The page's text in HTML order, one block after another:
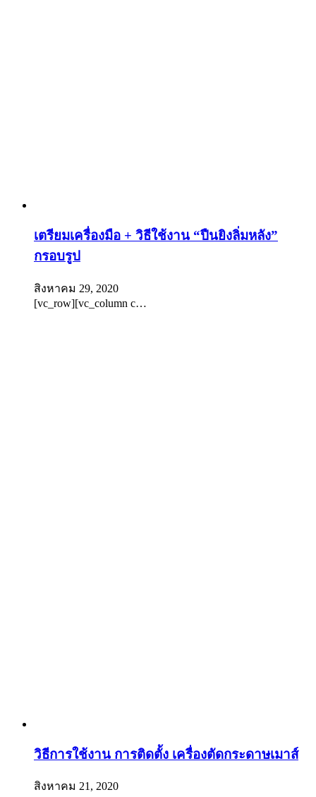
เตรียมเครื่องมือ + วิธีใช้งาน “ปืนยิงลิ่มหลัง”
กรอบรูป
สิงหาคม 29, 2020
[vc_row][vc_column c…
วิธีการใช้งาน การติดตั้ง เครื่องตัดกระดาษเมาส์
สิงหาคม 21, 2020